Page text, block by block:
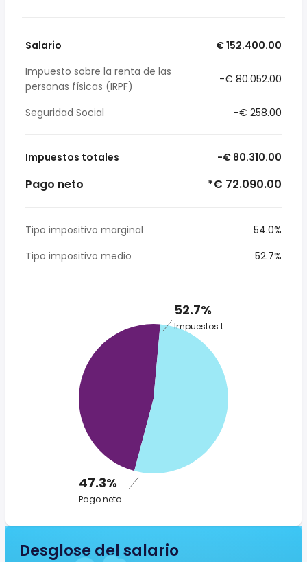
Salario
€ 152.400.00
Impuesto sobre la renta de las
personas físicas (IRPF)
-€ 80.052.00
Seguridad Social -€ 258.00
Impuestos totales -€ 80.310.00
Pago neto *€ 72.090.00
Tipo impositivo marginal
54.0%
Tipo impositivo medio
52.7%
52.7%
Impuestos totales
47.3%
Pago neto
Desglose del salario